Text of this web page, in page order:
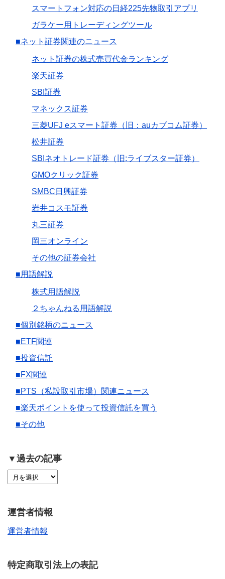
スマートフォン対応の日経225先物取引アプリ
ガラケー用トレーディングツール
■ネット証券関連のニュース
ネット証券の株式売買代金ランキング
楽天証券
SBI証券
マネックス証券
三菱UFJ eスマート証券（旧：auカブコム証券）
松井証券
SBIネオトレード証券（旧:ライブスター証券）
GMOクリック証券
SMBC日興証券
岩井コスモ証券
丸三証券
岡三オンライン
その他の証券会社
■用語解説
株式用語解説
２ちゃんねる用語解説
■個別銘柄のニュース
■ETF関連
■投資信託
■FX関連
■PTS（私設取引市場）関連ニュース
■楽天ポイントを使って投資信託を買う
■その他
▼過去の記事
運営者情報
運営者情報
特定商取引法上の表記